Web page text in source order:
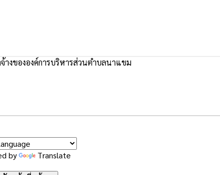
างขององค์การบริหารส่วนตำบลนาแขม
by Translate